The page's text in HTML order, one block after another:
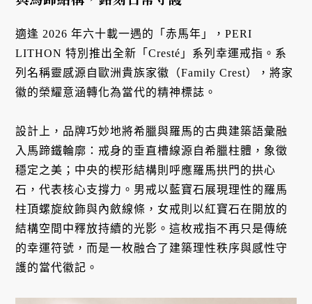
適逢 2026 年六十載一遇的「赤馬年」，PERI
LITHON 特別推出全新「Cresté」系列幸運戒指 。系
列名稱靈感源自歐洲貴族家徽（Family Crest），將家
徽的榮耀意涵轉化為當代的精神標誌 。
設計上，品牌巧妙地將希臘與羅馬的古典建築語彙融
入馬蹄鐵輪廓 ：戒身的垂直槽線源自希臘柱體，象徵
穩定之美 ；中央的楔形結構則呼應羅馬拱門的拱心
石，代表核心支撐力 。男戒以藍寶石展現理性的羅馬
柱頂螺旋紋飾與內斂線條 ，女戒則以紅寶石在開放的
結構空間中釋放持續的光影 。這枚戒指不再只是傳統
的幸運符號，而是一枚融合了建築理性秩序與感性守
護的當代徽記 。